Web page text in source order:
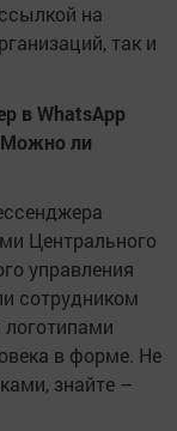
на
так и
в WhatsApp
Можно ли
Центрального
управления
сотрудником
в форме. Не
знайте –